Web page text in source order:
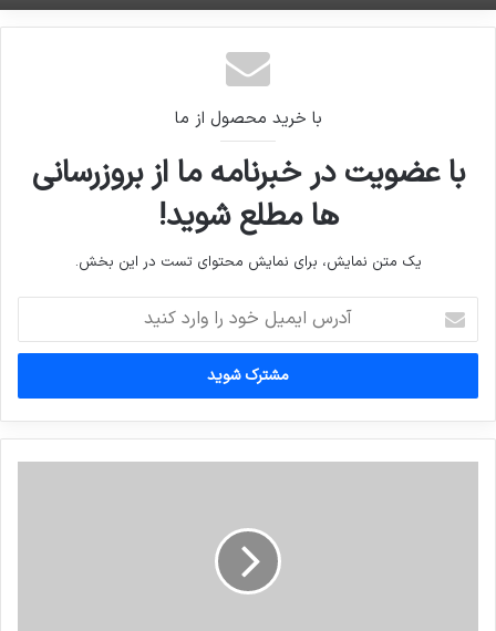
با خرید محصول از ما
با عضویت در خبرنامه ما از بروزرسانی
ها مطلع شوید!
یک متن نمایش، برای نمایش محتوای تست در این بخش.
ایمیل
خود
وارد
کنید